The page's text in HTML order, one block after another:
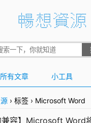
所有文章 小工具
› 标签 › Microsoft Word
兼容】Microsoft Word